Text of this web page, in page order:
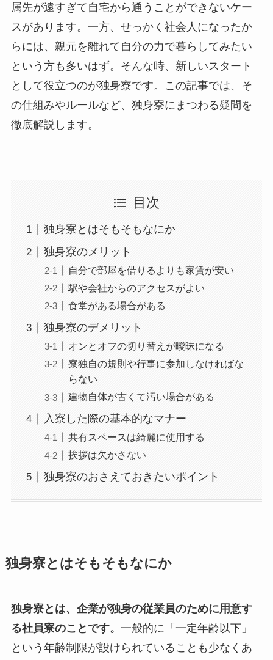
属先が遠すぎて自宅から通うことができないケー
スがあります。一方、せっかく社会人になったか
らには、親元を離れて自分の力で暮らしてみたい
という方も多いはず。そんな時、新しいスタート
として役立つのが独身寮です。この記事では、そ
の仕組みやルールなど、独身寮にまつわる疑問を
徹底解説します。
目次
独身寮とはそもそもなにか
独身寮のメリット
自分で部屋を借りるよりも家賃が安い
駅や会社からのアクセスがよい
食堂がある場合がある
独身寮のデメリット
オンとオフの切り替えが曖昧になる
寮独自の規則や行事に参加しなければな
らない
建物自体が古くて汚い場合がある
入寮した際の基本的なマナー
共有スペースは綺麗に使用する
挨拶は欠かさない
独身寮のおさえておきたいポイント
独身寮とはそもそもなにか
独身寮とは、企業が独身の従業員のために用意す
る社員寮のことです。 一般的に「一定年齢以下」
という年齢制限が設けられていることも少なくあ